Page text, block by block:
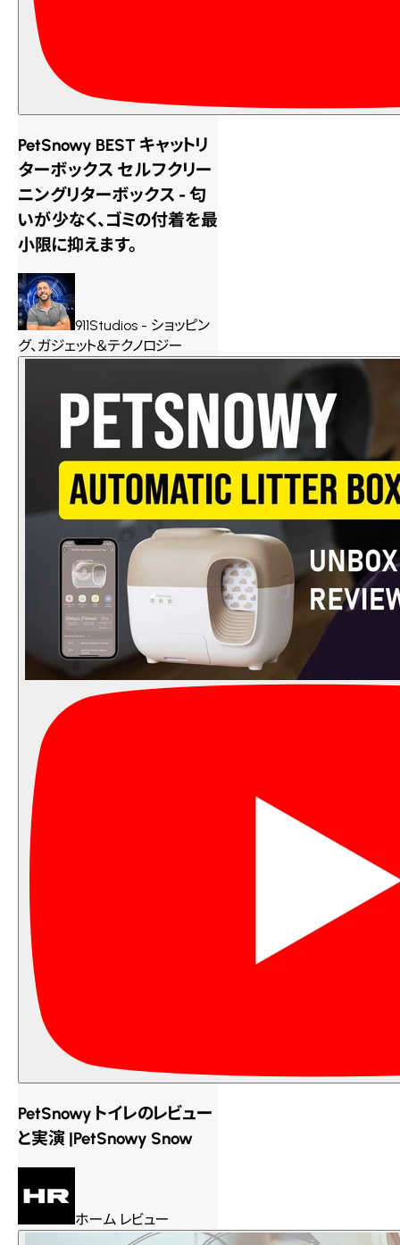
PetSnowy BEST キャットリ
ターボックス セルフクリー
ニングリターボックス - 匂
いが少なく、ゴミの付着を最
小限に抑えます。
911Studios - ショッピン
グ、ガジェット＆テクノロジー
PetSnowy トイレのレビュー
と実演 |PetSnowy Snow
ホーム レビュー